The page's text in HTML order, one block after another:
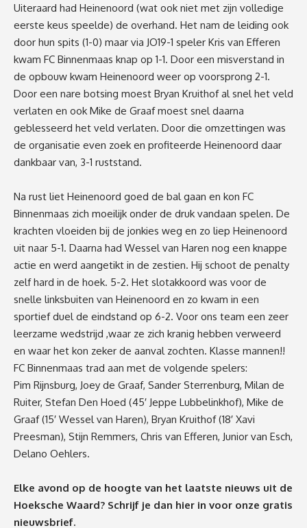
Uiteraard had Heinenoord (wat ook niet met zijn volledige
eerste keus speelde) de overhand. Het nam de leiding ook
door hun spits (1-0) maar via JO19-1 speler Kris van Efferen
kwam FC Binnenmaas knap op 1-1. Door een misverstand in
de opbouw kwam Heinenoord weer op voorsprong 2-1.
Door een nare botsing moest Bryan Kruithof al snel het veld
verlaten en ook Mike de Graaf moest snel daarna
geblesseerd het veld verlaten. Door die omzettingen was
de organisatie even zoek en profiteerde Heinenoord daar
dankbaar van, 3-1 ruststand.
Na rust liet Heinenoord goed de bal gaan en kon FC
Binnenmaas zich moeilijk onder de druk vandaan spelen. De
krachten vloeiden bij de jonkies weg en zo liep Heinenoord
uit naar 5-1. Daarna had Wessel van Haren nog een knappe
actie en werd aangetikt in de zestien. Hij schoot de penalty
zelf hard in de hoek. 5-2. Het slotakkoord was voor de
snelle linksbuiten van Heinenoord en zo kwam in een
sportief duel de eindstand op 6-2. Voor ons team een zeer
leerzame wedstrijd ,waar ze zich kranig hebben verweerd
en waar het kon zeker de aanval zochten. Klasse mannen!!
FC Binnenmaas trad aan met de volgende spelers:
Pim Rijnsburg, Joey de Graaf, Sander Sterrenburg, Milan de
Ruiter, Stefan Den Hoed (45′ Jeppe Lubbelinkhof), Mike de
Graaf (15′ Wessel van Haren), Bryan Kruithof (18′ Xavi
Preesman), Stijn Remmers, Chris van Efferen, Junior van Esch,
Delano Oehlers.
Elke avond op de hoogte van het laatste nieuws uit de
Hoeksche Waard? Schrijf je dan hier in voor onze gratis
nieuwsbrief.